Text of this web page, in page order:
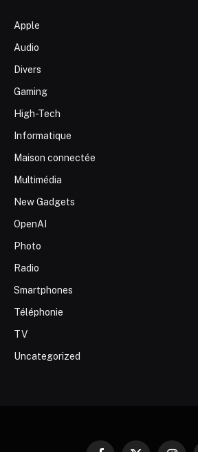
Apple
Audio
Divers
Gaming
High-Tech
Informatique
Maison connectée
Multimédia
New Gadgets
OpenAI
Photo
Radio
Smartphones
Téléphonie
TV
Uncategorized